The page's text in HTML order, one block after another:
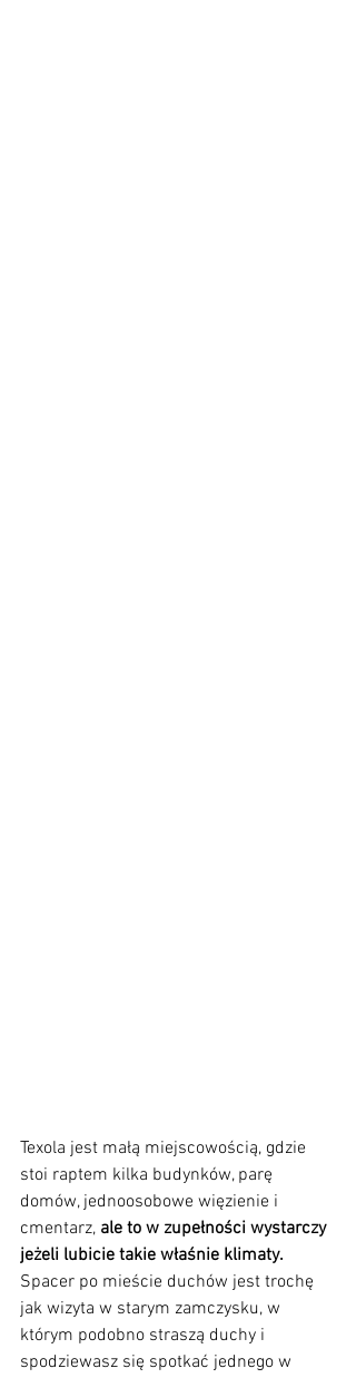
Texola jest małą miejscowością, gdzie
stoi raptem kilka budynków, parę
domów, jednoosobowe więzienie i
cmentarz, ale to w zupełności wystarczy
jeżeli lubicie takie właśnie klimaty.
Spacer po mieście duchów jest trochę
jak wizyta w starym zamczysku, w
którym podobno straszą duchy i
spodziewasz się spotkać jednego w